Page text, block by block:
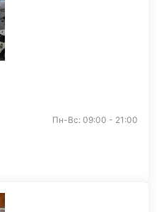
Пн-Вс: 09:00 - 21:00